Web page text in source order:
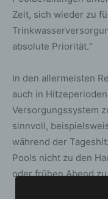
Zeit, sich wieder zu
absolute Priorität.“
In den allermeisten
auch in
Versorgungssystem
sinnvoll,
während der
Pools nicht zu den
oder frühen Abend